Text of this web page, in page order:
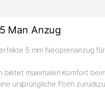
Man Anzug
5 mm Neoprenanzug
maximalen Komfort
ursprüngliche Form